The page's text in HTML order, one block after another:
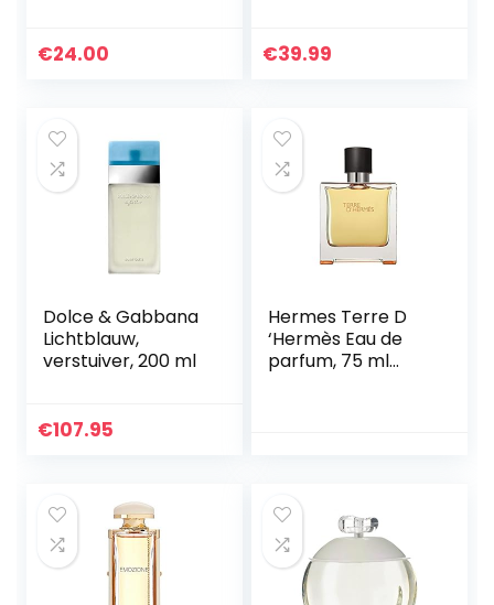
€24.00 €39.99
Dolce & Gabbana
Lichtblauw,
verstuiver, 200 ml
€107.95
Hermes Terre D
‘Hermès Eau de
parfum, 75 ml